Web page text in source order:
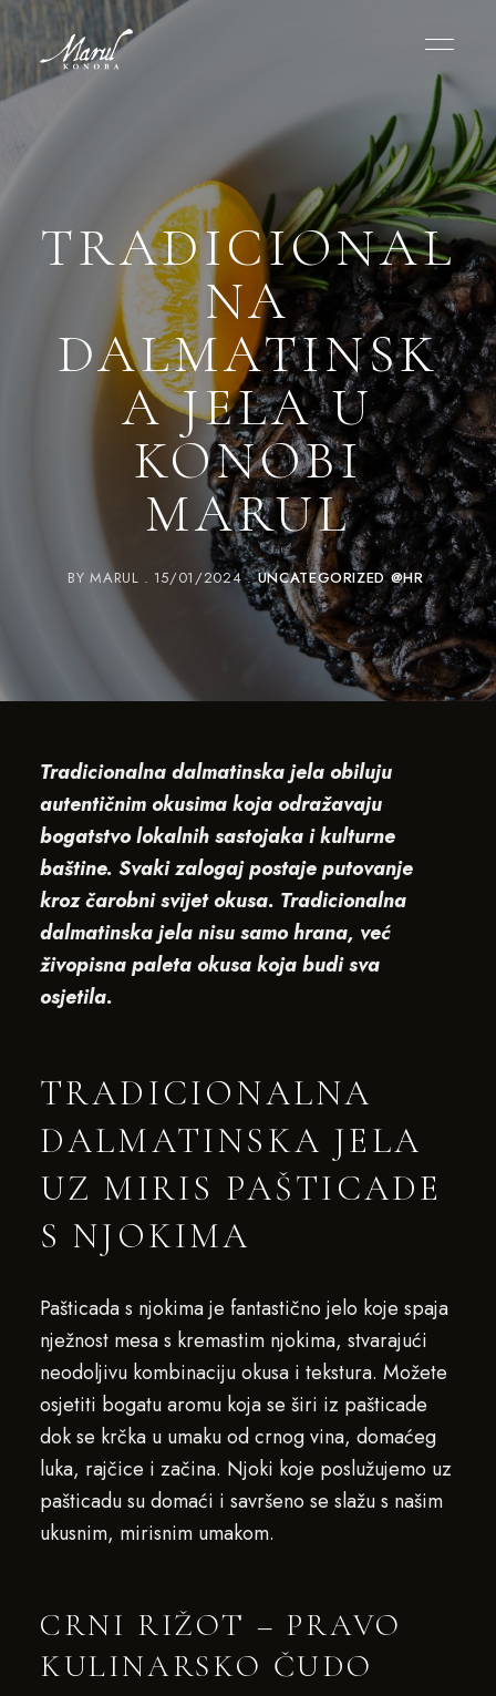
TRADICIONAL
NA
DALMATINSK
A JELA U
KONOBI
MARUL
BYMARUL 15/01/2024 UNCATEGORIZED @HR
Tradicionalna dalmatinska jela obiluju
autentičnim okusima koja odražavaju
bogatstvo lokalnih sastojaka i kulturne
baštine. Svaki zalogaj postaje putovanje
kroz čarobni svijet okusa. Tradicionalna
dalmatinska jela nisu samo hrana, već
živopisna paleta okusa koja budi sva
osjetila.
TRADICIONALNA
DALMATINSKA JELA
UZ MIRIS PAŠTICADE
S NJOKIMA
Pašticada s njokima je fantastično jelo koje spaja
nježnost mesa s kremastim njokima, stvarajući
neodoljivu kombinaciju okusa i tekstura. Možete
osjetiti bogatu aromu koja se širi iz pašticade
dok se krčka u umaku od crnog vina, domaćeg
luka, rajčice i začina. Njoki koje poslužujemo uz
pašticadu su domaći i savršeno se slažu s našim
ukusnim, mirisnim umakom.
CRNI RIŽOT – PRAVO
KULINARSKO ČUDO